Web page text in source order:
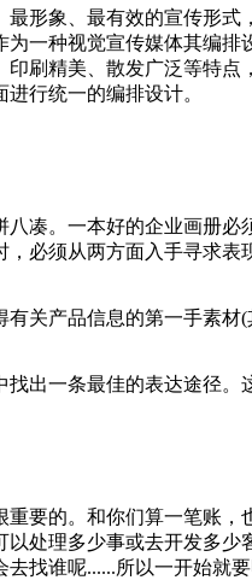
形象、最有效的宣传形
一种视觉宣传媒体其编
刷精美、散发广泛等特
行统一的编排设计。
凑。一本好的企业画册
必须从两方面入手寻求表
关产品信息的第一手素材(
出一条最佳的表达途径
要的。和你们算一笔账
处理多少事或去开发多
找谁呢......所以一开始就